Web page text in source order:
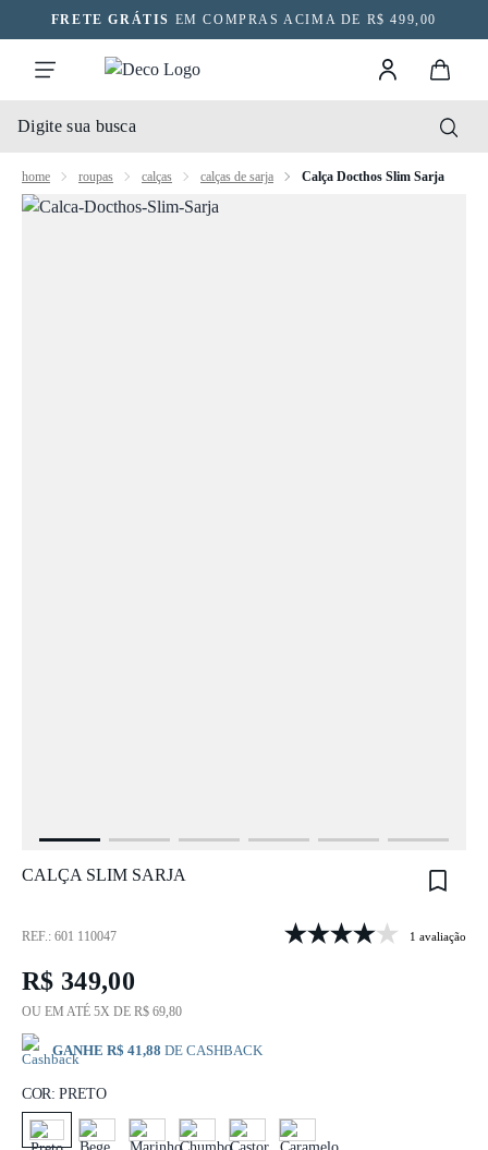
FRETE GRÁTIS EM COMPRAS ACIMA DE R$ 499,00
home roupas calças calças de sarja Calça Docthos Slim Sarja
CALÇA SLIM SARJA
REF.: 601 110047 1 avaliação
R$ 349,00
OU EM ATÉ 5X DE R$ 69,80
GANHE R$ 41,88 DE CASHBACK
COR:PRETO
PRETOBEGE MARINHOCHUMBOCASTORCARAMELO